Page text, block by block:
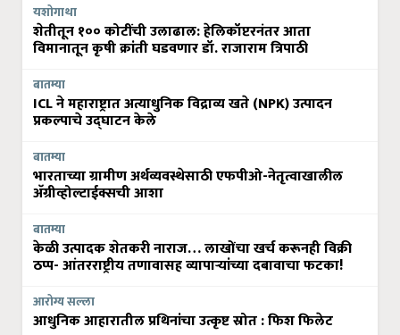
यशोगाथा
शेतीतून १०० कोटींची उलाढाल: हेलिकॉप्टरनंतर आता
विमानातून कृषी क्रांती घडवणार डॉ. राजाराम त्रिपाठी
बातम्या
ICL ने महाराष्ट्रात अत्याधुनिक विद्राव्य खते (NPK) उत्पादन
प्रकल्पाचे उद्घाटन केले
बातम्या
भारताच्या ग्रामीण अर्थव्यवस्थेसाठी एफपीओ-नेतृत्वाखालील
अ‍ॅग्रीव्होल्टाईक्सची आशा
बातम्या
केळी उत्पादक शेतकरी नाराज… लाखोंचा खर्च करूनही विक्री
ठप्प- आंतरराष्ट्रीय तणावासह व्यापाऱ्यांच्या दबावाचा फटका!
आरोग्य सल्ला
आधुनिक आहारातील प्रथिनांचा उत्कृष्ट स्रोत : फिश फिलेट